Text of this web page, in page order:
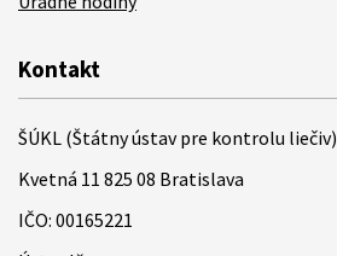
Kontakt
ŠÚKL (Štátny ústav pre kontrolu liečiv)
Kvetná 11 825 08 Bratislava
IČO: 00165221